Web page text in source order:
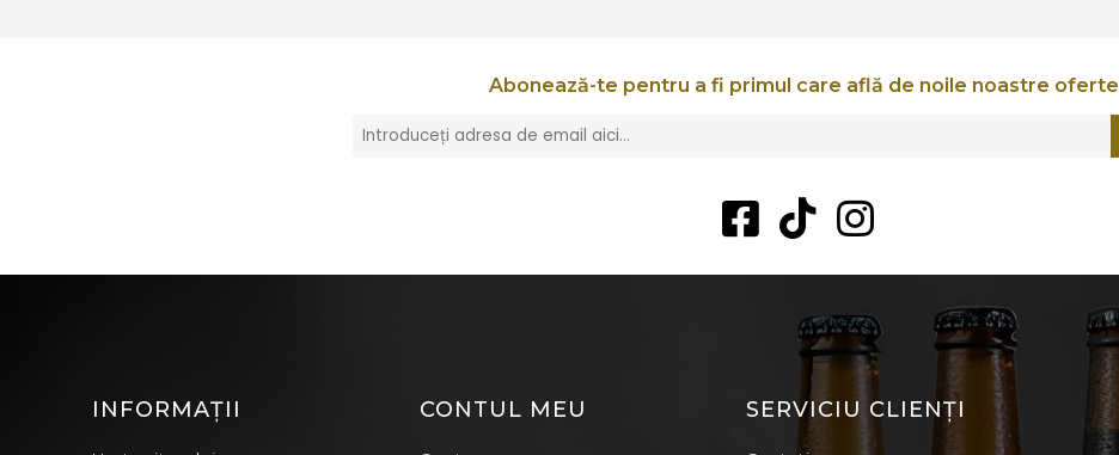
Abonează-te pentru a fi primul care află de noile noastre oferte
INFORMAȚII CONTUL MEU SERVICIU CLIENȚI